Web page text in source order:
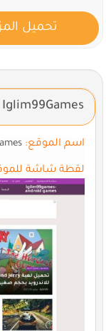
تحميل
Iglim99Games
اسم الموقع:Iglim99Games
لقطة شاشة للموقع